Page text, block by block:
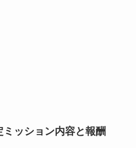
ミッション内容と報酬